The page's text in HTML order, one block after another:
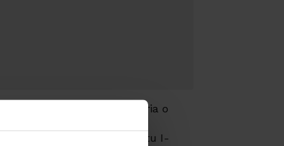
alguna transacción bancaria o
momento y lugar desde tu I-